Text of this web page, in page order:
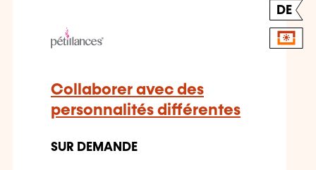
DE
Collaborer avec des
personnalités différentes
SUR DEMANDE